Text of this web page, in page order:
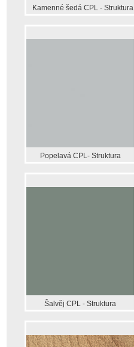
Kamenné šedá CPL - Struktura
Popelavá CPL- Struktura
Šalvěj CPL - Struktura